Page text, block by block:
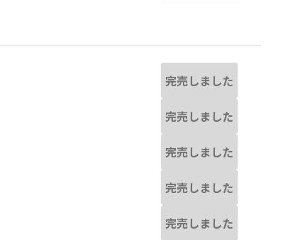
完売しました
完売しました
完売しました
完売しました
完売しました